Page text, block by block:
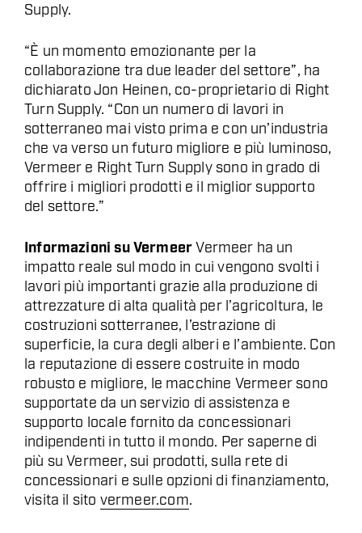
Supply.
“È un momento emozionante per la
collaborazione tra due leader del settore”, ha
dichiarato Jon Heinen, co-proprietario di Right
Turn Supply. “Con un numero di lavori in
sotterraneo mai visto prima e con un’industria
che va verso un futuro migliore e più luminoso,
Vermeer e Right Turn Supply sono in grado di
offrire i migliori prodotti e il miglior supporto
del settore.”
Informazioni su Vermeer Vermeer ha un
impatto reale sul modo in cui vengono svolti i
lavori più importanti grazie alla produzione di
attrezzature di alta qualità per l’agricoltura, le
costruzioni sotterranee, l’estrazione di
superficie, la cura degli alberi e l’ambiente. Con
la reputazione di essere costruite in modo
robusto e migliore, le macchine Vermeer sono
supportate da un servizio di assistenza e
supporto locale fornito da concessionari
indipendenti in tutto il mondo. Per saperne di
più su Vermeer, sui prodotti, sulla rete di
concessionari e sulle opzioni di finanziamento,
visita il sito vermeer.com.